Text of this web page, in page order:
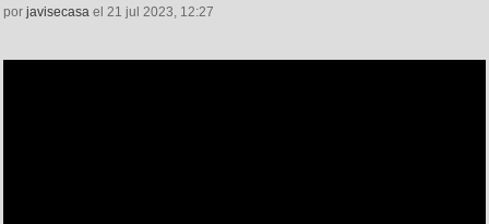
por javisecasa el 21 jul 2023, 12:27